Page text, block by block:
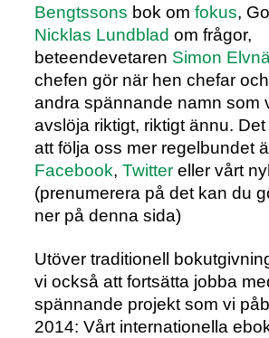
Bengtssons bok om fokus,
Nicklas Lundblad om frågor,
beteendevetaren Simon
chefen gör när hen chefar
andra spännande namn som
avslöja riktigt, riktigt ännu.
att följa oss mer regelbundet
Facebook, Twitter eller vårt
(prenumerera på det kan du
ner på denna sida)
Utöver traditionell
vi också att fortsätta jobba
spännande projekt som vi
2014: Vårt internationella